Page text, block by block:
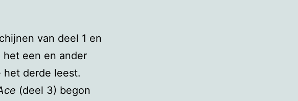
van deel 1 en
een en ander
derde leest.
(deel 3) begon